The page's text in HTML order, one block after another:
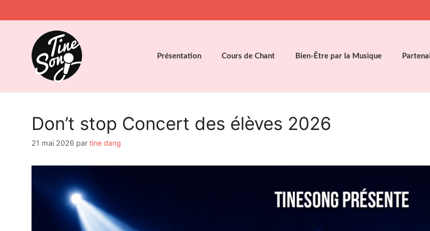
au
Présentation Cours de Chant Bien-Être par la Musique
Don’t stop Concert des élèves 2026
21 mai 2026 par tine dang